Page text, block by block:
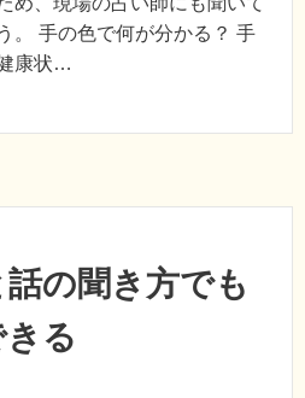
。 手の色で何が分かる？ 手
康状…
の聞き方でも
る